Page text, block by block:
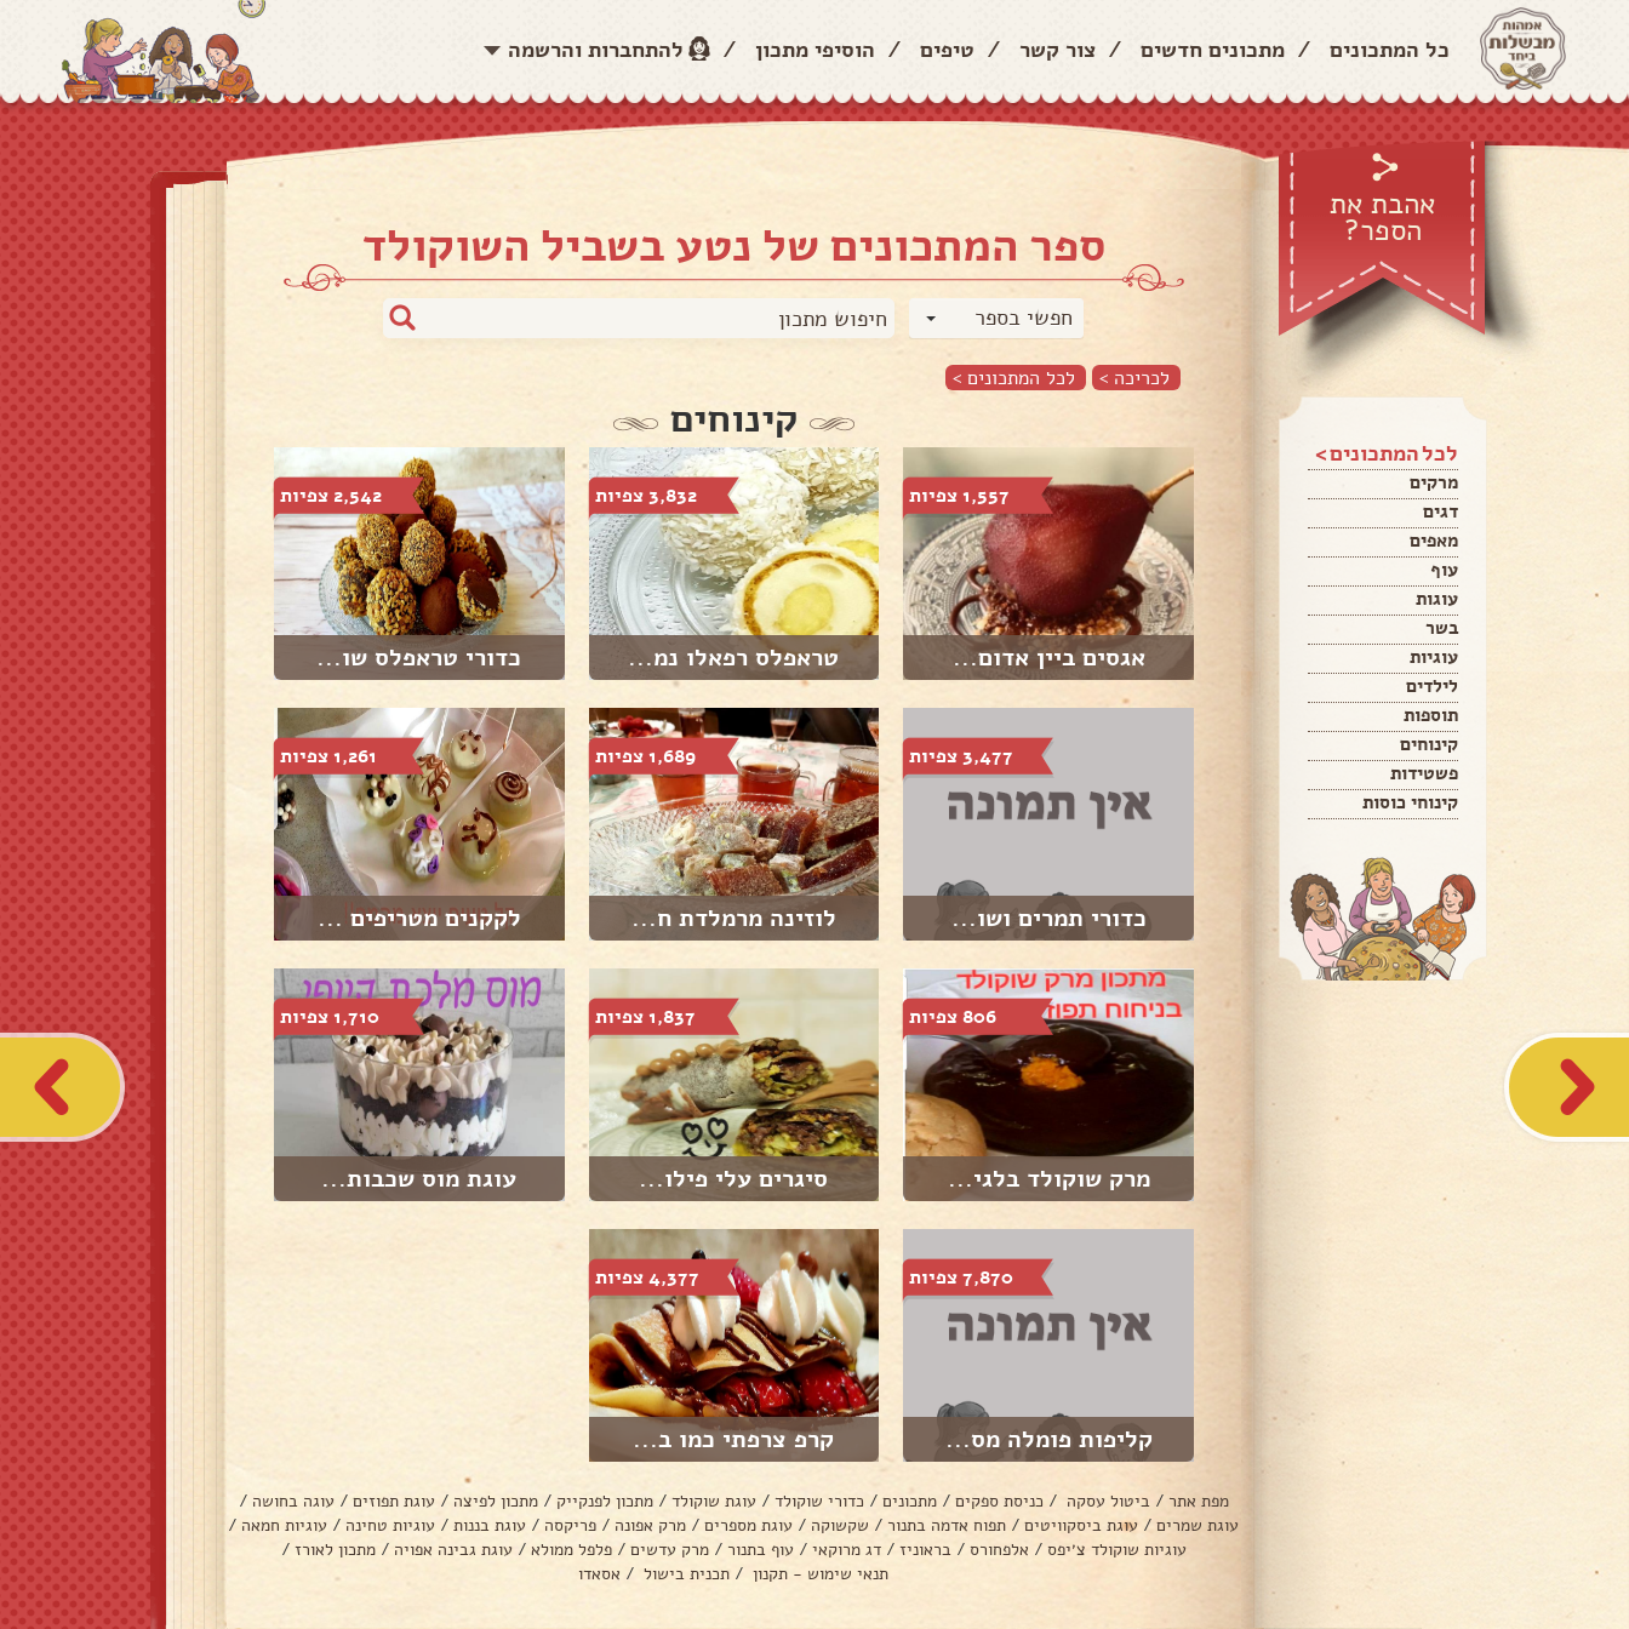
כל המתכונים / מתכונים חדשים / צור קשר / טיפים / הוסיפי מתכון / להתחברות והרשמה
אהבת את
הספר?
לכל המתכונים >
מרקים
דגים
מאפים
עוף
עוגות
בשר
עוגיות
לילדים
תוספות
קינוחים
פשטידות
קינוחי כוסות
ספר המתכונים של נטע בשביל השוקולד
חפשי בספר
לכריכה > לכל המתכונים >
קינוחים
1,557 צפיות
אגסים ביין אדום...
3,832 צפיות
טראפלס רפאלו נמ...
2,542 צפיות
כדורי טראפלס שו...
3,477 צפיות
כדורי תמרים ושו...
1,689 צפיות
לוזינה מרמלדת ח...
1,261 צפיות
לקקנים מטריפים ...
806 צפיות
מרק שוקולד בלגי...
1,837 צפיות
סיגרים עלי פילו...
1,710 צפיות
עוגת מוס שכבות...
7,870 צפיות
קליפות פומלה מס...
4,377 צפיות
קרפ צרפתי כמו ב...
מפת אתר / ביטול עסקה / כניסת ספקים / מתכונים / כדורי שוקולד / עוגת שוקולד / מתכון לפנקייק / מתכון לפיצה / עוגת תפוזים / עוגה בחושה /
עוגת שמרים / עוגת ביסקוויטים / תפוח אדמה בתנור / שקשוקה / עוגת מספרים / מרק אפונה / פריקסה / עוגת בננות / עוגיות טחינה / עוגיות חמאה /
עוגיות שוקולד צ׳יפס / אלפחורס / בראוניז / דג מרוקאי / עוף בתנור / מרק עדשים / פלפל ממולא / עוגת גבינה אפויה / מתכון לאורז /
תנאי שימוש - תקנון / תכנית בישול / אסאדו